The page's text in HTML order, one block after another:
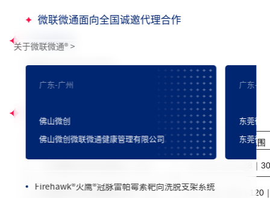
微联微通面向全国诚邀代理合作
关于微联微通® >
广东-广州
佛山微创
佛山微创微联微通健康管理有限公司
广东-珠
东莞微
东莞微
火鸟™ 冠脉雷帕霉素洗脱钴基合金支架系统
FireKingFisher®火翠鸟®冠脉雷帕霉素洗脱支架系统
Firebird Pro+®冠脉雷帕霉素洗脱钴基合金支架系统
Firehawk® 火鹰®冠脉雷帕霉素靶向洗脱支架系统
产品获证
国械注准 20193130182
规格型号 规格范围
｜
主体覆膜支架同侧覆膜长度（mm） 90｜100 120